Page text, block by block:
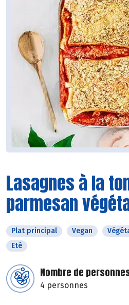
Lasagnes à la
parmesan
Plat principal Vegan
Eté
Nombre de
4 personnes